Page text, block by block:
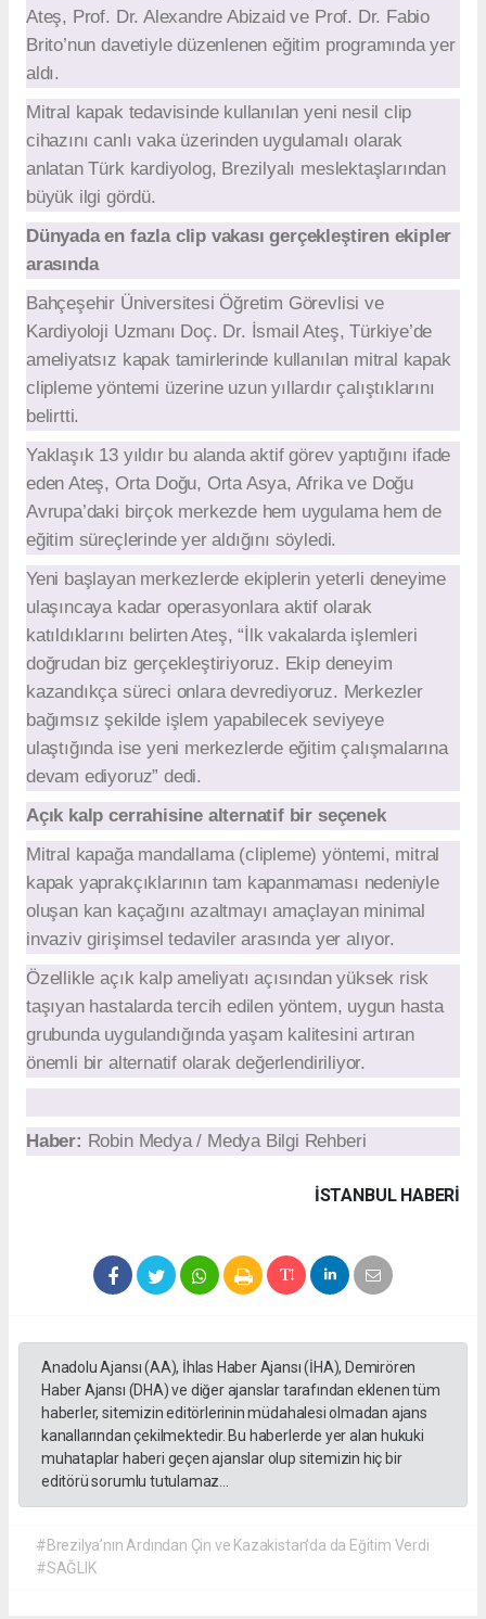
Ateş, Prof. Dr. Alexandre Abizaid ve Prof. Dr. Fabio
Brito’nun davetiyle düzenlenen eğitim programında yer
aldı.
Mitral kapak tedavisinde kullanılan yeni nesil clip
cihazını canlı vaka üzerinden uygulamalı olarak
anlatan Türk kardiyolog, Brezilyalı meslektaşlarından
büyük ilgi gördü.
Dünyada en fazla clip vakası gerçekleştiren ekipler
arasında
Bahçeşehir Üniversitesi Öğretim Görevlisi ve
Kardiyoloji Uzmanı Doç. Dr. İsmail Ateş, Türkiye’de
ameliyatsız kapak tamirlerinde kullanılan mitral kapak
clipleme yöntemi üzerine uzun yıllardır çalıştıklarını
belirtti.
Yaklaşık 13 yıldır bu alanda aktif görev yaptığını ifade
eden Ateş, Orta Doğu, Orta Asya, Afrika ve Doğu
Avrupa’daki birçok merkezde hem uygulama hem de
eğitim süreçlerinde yer aldığını söyledi.
Yeni başlayan merkezlerde ekiplerin yeterli deneyime
ulaşıncaya kadar operasyonlara aktif olarak
katıldıklarını belirten Ateş, “İlk vakalarda işlemleri
doğrudan biz gerçekleştiriyoruz. Ekip deneyim
kazandıkça süreci onlara devrediyoruz. Merkezler
bağımsız şekilde işlem yapabilecek seviyeye
ulaştığında ise yeni merkezlerde eğitim çalışmalarına
devam ediyoruz” dedi.
Açık kalp cerrahisine alternatif bir seçenek
Mitral kapağa mandallama (clipleme) yöntemi, mitral
kapak yaprakçıklarının tam kapanmaması nedeniyle
oluşan kan kaçağını azaltmayı amaçlayan minimal
invaziv girişimsel tedaviler arasında yer alıyor.
Özellikle açık kalp ameliyatı açısından yüksek risk
taşıyan hastalarda tercih edilen yöntem, uygun hasta
grubunda uygulandığında yaşam kalitesini artıran
önemli bir alternatif olarak değerlendiriliyor.
Haber: Robin Medya / Medya Bilgi Rehberi
İSTANBUL HABERİ
Anadolu Ajansı (AA), İhlas Haber Ajansı (İHA), Demirören
Haber Ajansı (DHA) ve diğer ajanslar tarafından eklenen tüm
haberler, sitemizin editörlerinin müdahalesi olmadan ajans
kanallarından çekilmektedir. Bu haberlerde yer alan hukuki
muhataplar haberi geçen ajanslar olup sitemizin hiç bir
editörü sorumlu tutulamaz...
#Brezilya’nın Ardından Çin ve Kazakistan’da da Eğitim Verdi
#SAĞLIK